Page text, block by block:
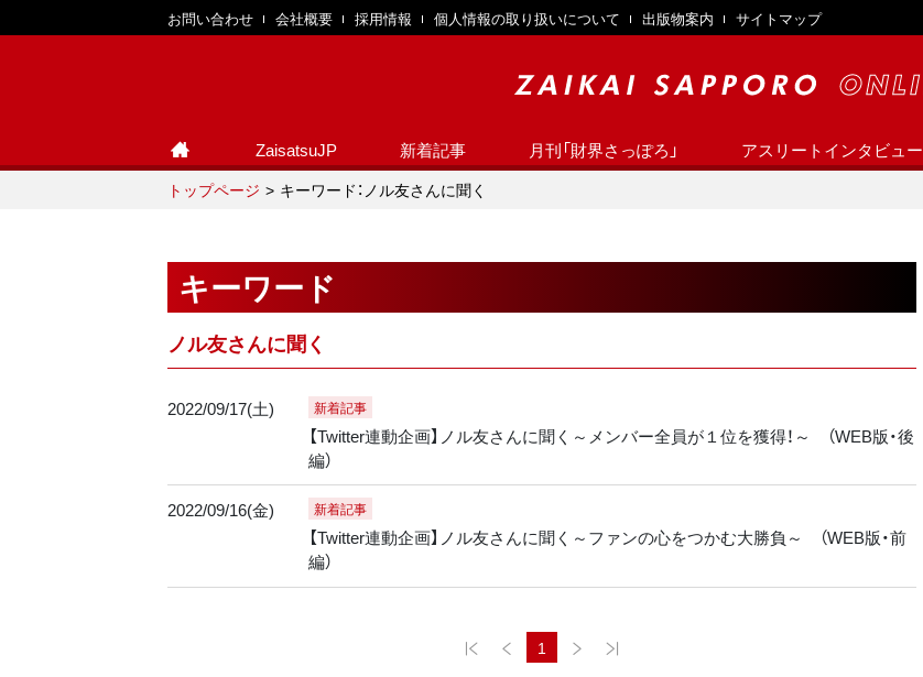
お問い合わせ 会社概要 採用情報 個人情報の取り扱いについて 出版物案内 サイトマップ
ZaisatsuJP 新着記事 月刊「財界さっぽろ」 アスリートインタビュー
トップページ キーワード：ノル友さんに聞く
キーワード
ノル友さんに聞く
2022/09/17(土) 新着記事
【Twitter連動企画】ノル友さんに聞く～メンバー全員が１位を獲得！～ （WEB版・後
編）
2022/09/16(金) 新着記事
【Twitter連動企画】ノル友さんに聞く～ファンの心をつかむ大勝負～ （WEB版・前
編）
1